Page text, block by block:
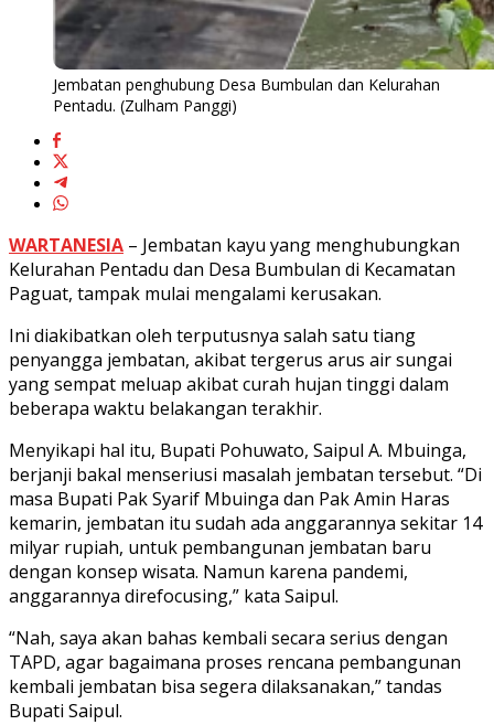
Jembatan penghubung Desa Bumbulan dan Kelurahan
Pentadu. (Zulham Panggi)
WARTANESIA – Jembatan kayu yang menghubungkan
Kelurahan Pentadu dan Desa Bumbulan di Kecamatan
Paguat, tampak mulai mengalami kerusakan.
Ini diakibatkan oleh terputusnya salah satu tiang
penyangga jembatan, akibat tergerus arus air sungai
yang sempat meluap akibat curah hujan tinggi dalam
beberapa waktu belakangan terakhir.
Menyikapi hal itu, Bupati Pohuwato, Saipul A. Mbuinga,
berjanji bakal menseriusi masalah jembatan tersebut. “Di
masa Bupati Pak Syarif Mbuinga dan Pak Amin Haras
kemarin, jembatan itu sudah ada anggarannya sekitar 14
milyar rupiah, untuk pembangunan jembatan baru
dengan konsep wisata. Namun karena pandemi,
anggarannya direfocusing,” kata Saipul.
“Nah, saya akan bahas kembali secara serius dengan
TAPD, agar bagaimana proses rencana pembangunan
kembali jembatan bisa segera dilaksanakan,” tandas
Bupati Saipul.